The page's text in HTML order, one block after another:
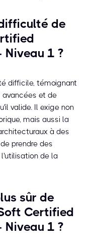
de
1 ?
difficile, témoignant
et de
valide. Il exige non
mais aussi la
à des
prendre des
de la
sûr de
Certified
1 ?